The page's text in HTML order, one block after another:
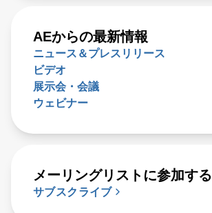
AEからの最新情報
ニュース＆プレスリリース
ビデオ
展示会・会議
ウェビナー
メーリングリストに参加する
サブスクライブ